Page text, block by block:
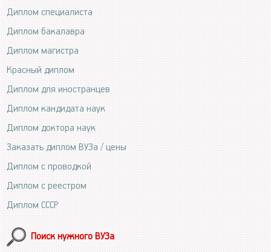
Диплом специалиста
Диплом бакалавра
Диплом магистра
Красный диплом
Диплом для иностранцев
Диплом кандидата наук
Диплом доктора наук
Заказать диплом ВУЗа / цены
Диплом с проводкой
Диплом с реестром
Диплом СССР
Поиск нужного ВУЗа